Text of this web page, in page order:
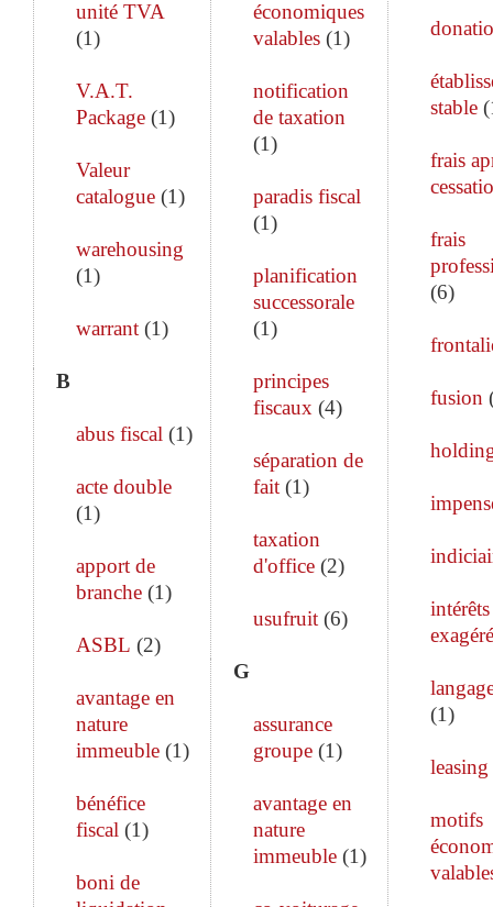
unité TVA
(1)
V.A.T.
Package (1)
Valeur
catalogue (1)
warehousing
(1)
warrant (1)
B
abus fiscal (1)
acte double
(1)
apport de
branche (1)
ASBL (2)
avantage en
nature
immeuble (1)
bénéfice
fiscal (1)
boni de
économiques
valables(1)
notification
de taxation
(1)
paradis fiscal
(1)
planification
successorale
(1)
principes
fiscaux (4)
séparation de
fait(1)
taxation
d'office(2)
usufruit(6)
G
assurance
groupe(1)
avantage en
nature
immeuble(1)
stable(
frais
frais
(6)
fusion
intérêts
(1)
leasing
motifs